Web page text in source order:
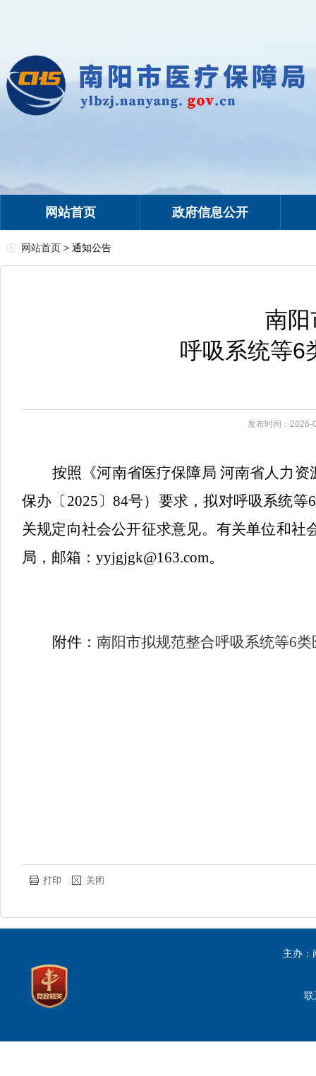
网站首页 政府信息公开
网站首页 > 通知公告
南阳
呼吸系统等6
发布时间：2026-
按照 《河南省医疗保障局 河南省人力资
保办〔2025〕84号） 要求，拟对呼吸系统等6
关规定向社会公开征求意见。 有关单位和社
局， 邮箱 ： yyjgjgk@163.com。
附件： 南阳市拟规范整合呼吸系统等6
打印 关闭
主办：
联